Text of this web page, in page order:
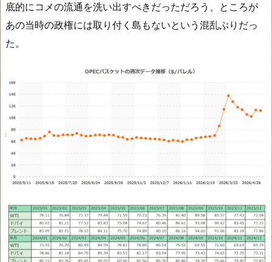
底的にコメの流通を洗い出すべきだっただろう、ところが
あの当時の政権には取り付く島もないという混乱ぶりだっ
た。